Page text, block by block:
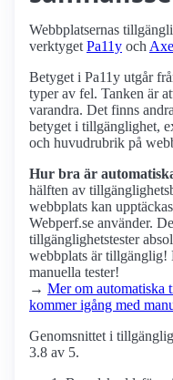
Webbplatsernas
verktyget Pa11y och Axe
Betyget i Pa11y utgår
typer av fel. Tanken är
varandra. Det finns
betyget i tillgänglighet,
och huvudrubrik på
Hur bra är
hälften av
webbplats kan
Webperf.se använder.
tillgänglighets­tester
webbplats är tillgänglig!
manuella tester!
→ Mer om automatiska
kommer igång med
Genomsnittet i
3.8 av 5.